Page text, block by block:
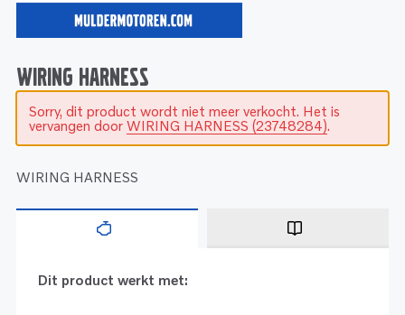
Motoren
Onderdelen
Service
Motoren
Service en onderhoud
Reman – Pleziervaart
Reman - Bedrijfsvaart
Reman – Industrie
WIRING HARNESS
Sorry, dit product wordt niet meer verkocht. Het is
vervangen door WIRING HARNESS (23748284).
WIRING HARNESS
Dit product werkt met: